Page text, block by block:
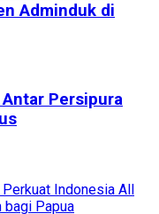
Adminduk di
Persipura